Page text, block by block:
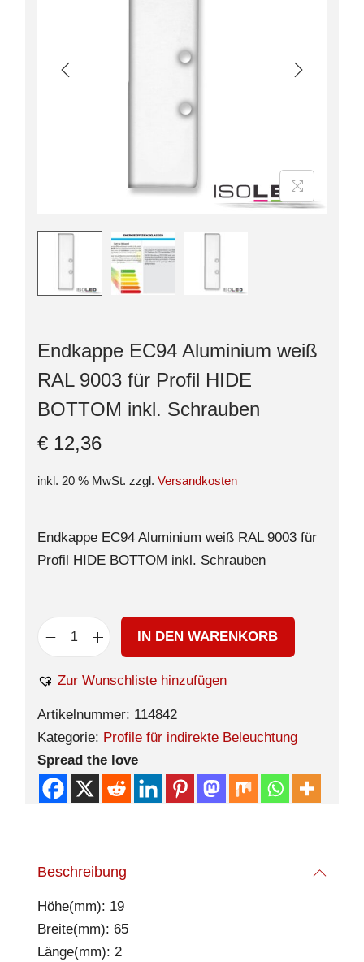
Endkappe EC94 Aluminium weiß
RAL 9003 für Profil HIDE
BOTTOM inkl. Schrauben
€ 12,36
inkl. 20 % MwSt. zzgl. Versandkosten
Endkappe EC94 Aluminium weiß RAL 9003 für
Profil HIDE BOTTOM inkl. Schrauben
IN DEN WARENKORB
Zur Wunschliste hinzufügen
Artikelnummer: 114842
Kategorie: Profile für indirekte Beleuchtung
Spread the love
Beschreibung
Höhe(mm): 19
Breite(mm): 65
Länge(mm): 2